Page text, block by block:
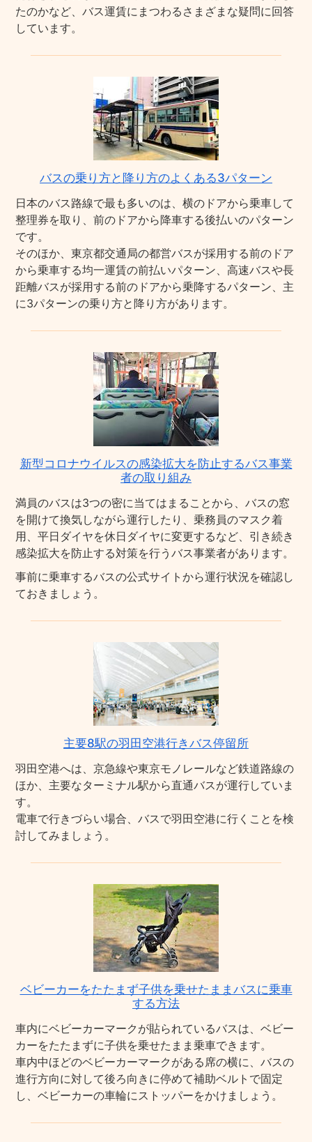
たのかなど、バス運賃にまつわるさまざまな疑問に回答
しています。
バスの乗り方と降り方のよくある3パターン
日本のバス路線で最も多いのは、横のドアから乗車して
整理券を取り、前のドアから降車する後払いのパターン
です。
そのほか、東京都交通局の都営バスが採用する前のドア
から乗車する均一運賃の前払いパターン、高速バスや長
距離バスが採用する前のドアから乗降するパターン、主
に3パターンの乗り方と降り方があります。
新型コロナウイルスの感染拡大を防止するバス事業
者の取り組み
満員のバスは3つの密に当てはまることから、バスの窓
を開けて換気しながら運行したり、乗務員のマスク着
用、平日ダイヤを休日ダイヤに変更するなど、引き続き
感染拡大を防止する対策を行うバス事業者があります。
事前に乗車するバスの公式サイトから運行状況を確認し
ておきましょう。
主要8駅の羽田空港行きバス停留所
羽田空港へは、京急線や東京モノレールなど鉄道路線の
ほか、主要なターミナル駅から直通バスが運行していま
す。
電車で行きづらい場合、バスで羽田空港に行くことを検
討してみましょう。
ベビーカーをたたまず子供を乗せたままバスに乗車
する方法
車内にベビーカーマークが貼られているバスは、ベビー
カーをたたまずに子供を乗せたまま乗車できます。
車内中ほどのベビーカーマークがある席の横に、バスの
進行方向に対して後ろ向きに停めて補助ベルトで固定
し、ベビーカーの車輪にストッパーをかけましょう。